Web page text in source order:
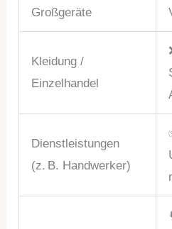
Großgeräte
Kleidung /
Einzelhandel
Dienstleistungen
(z. B. Handwerker)